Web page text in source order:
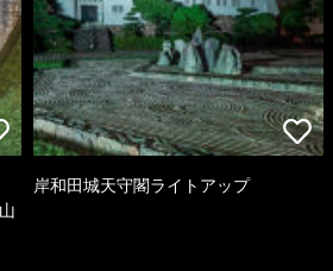
岸和田城天守閣ライトアップ